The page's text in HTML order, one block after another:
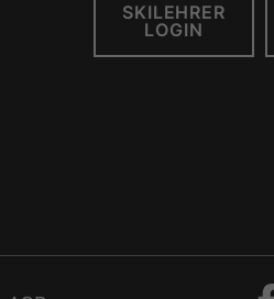
SKILEHRER
LOGIN